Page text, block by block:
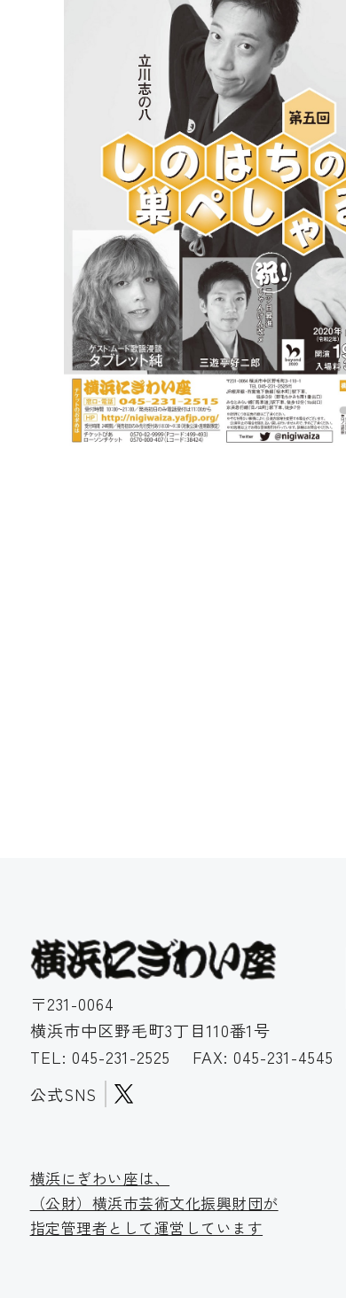
〒231-0064
横浜市中区野毛町3丁目110番1号
TEL: 045-231-2525
FAX: 045-231-4545
公式SNS
横浜にぎわい座は、
（公財）横浜市芸術文化振興財団が
指定管理者として運営しています